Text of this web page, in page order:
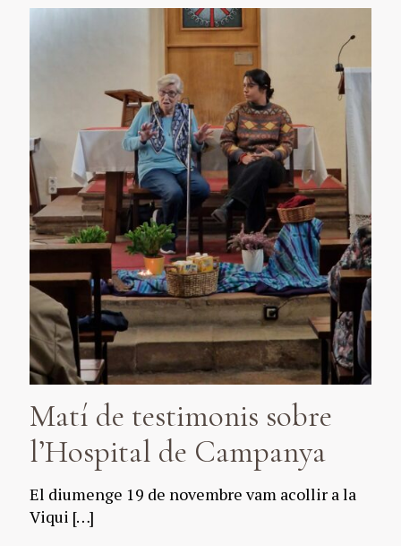
Matí de testimonis sobre
l’Hospital de Campanya
El diumenge 19 de novembre vam acollir a la
Viqui […]